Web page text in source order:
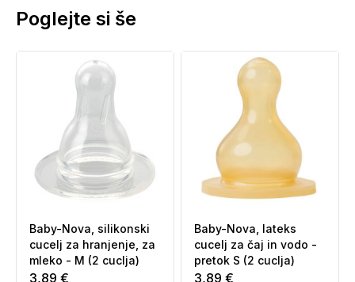
Poglejte si še
Baby-Nova, silikonski
cucelj za hranjenje, za
mleko - M (2 cuclja)
3,89 €
Baby-Nova, lateks
cucelj za čaj in vodo -
pretok S (2 cuclja)
3,89 €